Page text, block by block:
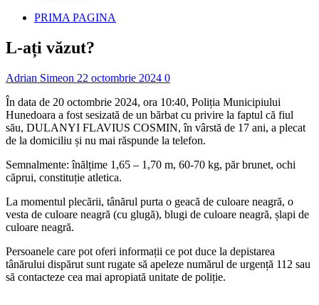
PRIMA PAGINA
L-ați văzut?
Adrian Simeon 22 octombrie 2024 0
În data de 20 octombrie 2024, ora 10:40, Poliția Municipiului
Hunedoara a fost sesizată de un bărbat cu privire la faptul că fiul
său, DULANYI FLAVIUS COSMIN, în vârstă de 17 ani, a plecat
de la domiciliu și nu mai răspunde la telefon.
Semnalmente: înălțime 1,65 – 1,70 m, 60-70 kg, păr brunet, ochi
căprui, constituție atletica.
La momentul plecării, tânărul purta o geacă de culoare neagră, o
vesta de culoare neagră (cu glugă), blugi de culoare neagră, șlapi de
culoare neagră.
Persoanele care pot oferi informații ce pot duce la depistarea
tânărului dispărut sunt rugate să apeleze numărul de urgență 112 sau
să contacteze cea mai apropiată unitate de poliție.